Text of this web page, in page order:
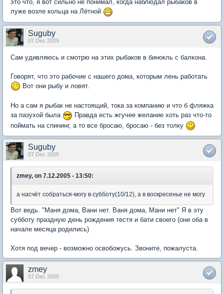
это что, я вот сильно не понимал, когда наблюдал рыбаков в
луже возле кольца на Лётной
Suguby
07 Dec 2005
Сам удивляюсь и смотрю на этих рыбаков в бинокль с балкона.
Говорят, что это рабочие с нашего дома, которым лень работать
Вот они рыбу и ловят.
Но а сам я рыбак не настоящий, тока за компанию и что б фляжка
за пазухой была
Правда есть жгучее желание хоть раз что-то
поймать на спининг, а то все бросаю, бросаю - без толку
Suguby
07 Dec 2005
zmey, on 7.12.2005 - 13:50:
а насчёт собраться-могу в субботу(10/12), а в воскресенье не могу
Вот ведь. "Маня дома, Вани нет. Ваня дома, Мани нет" Я в эту
субботу праздную день рождения тестя и бати своего (они оба в
начале месяца родились)
Хотя под вечер - возможно освобожусь. Звоните, пожалуста.
zmey
07 Dec 2005